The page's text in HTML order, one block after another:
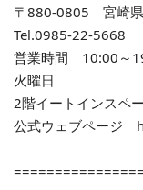
〒880-0805 宮崎
Tel.0985-22-5668
営業時間 10:00～
火曜日
2階イートインスペ
公式ウェブページ